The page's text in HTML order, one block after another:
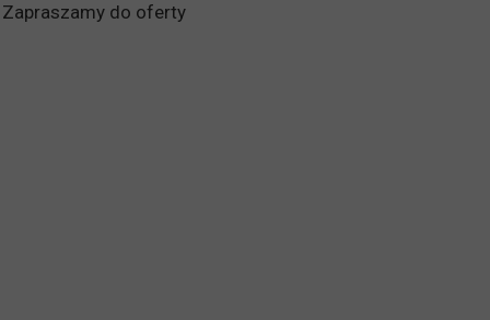
Zapraszamy do oferty